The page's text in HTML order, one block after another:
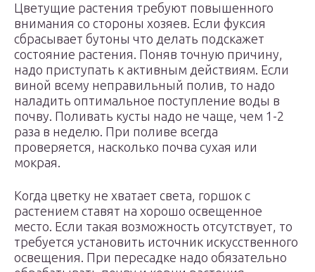
Цветущие растения требуют повышенного
внимания со стороны хозяев. Если фуксия
сбрасывает бутоны что делать подскажет
состояние растения. Поняв точную причину,
надо приступать к активным действиям. Если
виной всему неправильный полив, то надо
наладить оптимальное поступление воды в
почву. Поливать кусты надо не чаще, чем 1-2
раза в неделю. При поливе всегда
проверяется, насколько почва сухая или
мокрая.
Когда цветку не хватает света, горшок с
растением ставят на хорошо освещенное
место. Если такая возможность отсутствует, то
требуется установить источник искусственного
освещения. При пересадке надо обязательно